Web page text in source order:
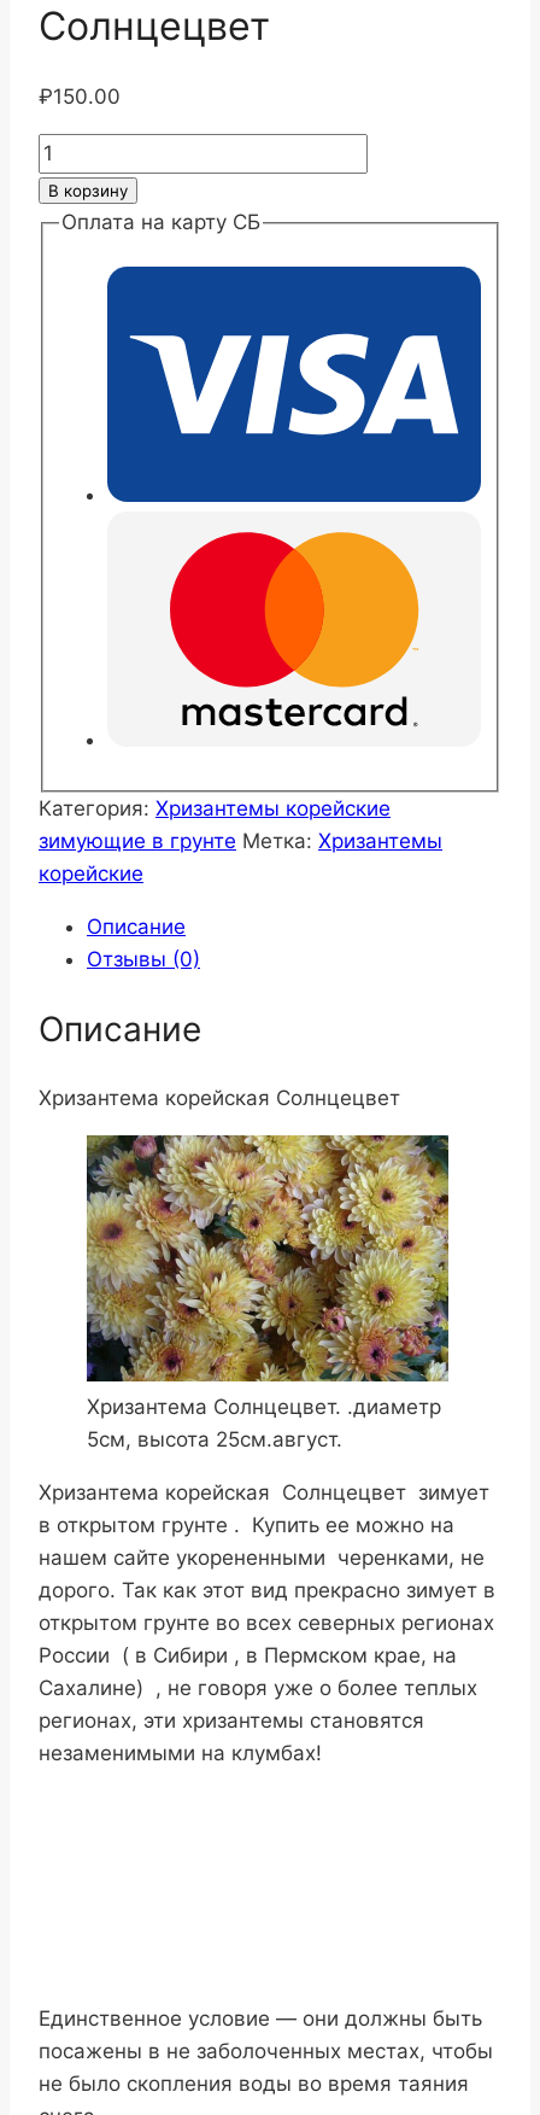
Солнцецвет
₽150.00
Количество
товара
Хризантема
Солнцецвет
В корзину
Оплата на карту СБ
Категория: Хризантемы корейские
зимующие в грунте Метка: Хризантемы
корейские
Описание
Отзывы (0)
Описание
Хризантема корейская Солнцецвет
Хризантема Солнцецвет. .диаметр
5см, высота 25см.август.
Хризантема корейская Солнцецвет зимует
в открытом грунте . Купить ее можно на
нашем сайте укорененными черенками, не
дорого. Так как этот вид прекрасно зимует в
открытом грунте во всех северных регионах
России ( в Сибири , в Пермском крае, на
Сахалине) , не говоря уже о более теплых
регионах, эти хризантемы становятся
незаменимыми на клумбах!
Единственное условие — они должны быть
посажены в не заболоченных местах, чтобы
не было скопления воды во время таяния